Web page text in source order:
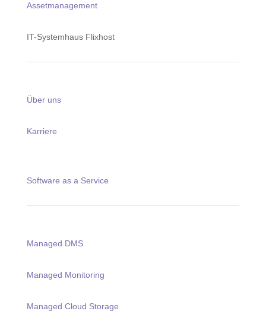
Assetmanagement
IT-Systemhaus Flixhost
Über uns
Karriere
Software as a Service
Managed DMS
Managed Monitoring
Managed Cloud Storage